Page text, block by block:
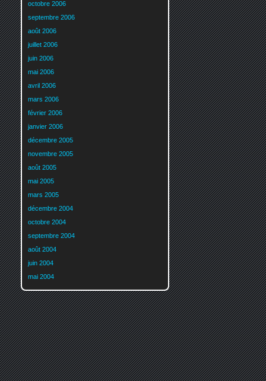
octobre 2006
septembre 2006
août 2006
juillet 2006
juin 2006
mai 2006
avril 2006
mars 2006
février 2006
janvier 2006
décembre 2005
novembre 2005
août 2005
mai 2005
mars 2005
décembre 2004
octobre 2004
septembre 2004
août 2004
juin 2004
mai 2004